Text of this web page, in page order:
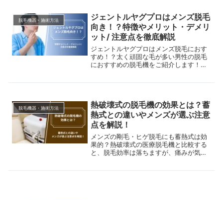
脱毛機器・施術方法
ジェントルヤグプロはメンズ脱毛
向き！？特徴やメリット・デメリ
ット/ 注意点を徹底解説
ジェントルヤグプロはメンズ脱毛におす
すめ！？太く頑固な毛が多い男性の脱毛
におすすめの脱毛機をご紹介します！ジ
脱毛機器・施術方法
熱破壊式の脱毛機の効果とは？蓄
熱式との違いやメンズが選ぶ注意
点を解説！
メンズの剛毛・ヒゲ脱毛にも蓄熱式は効
果的？熱破壊式の医療脱毛機と比較する
と、脱毛効率は落ちますが、痛みが気に
る毛質・肌質・痛みの強さなどを解説し